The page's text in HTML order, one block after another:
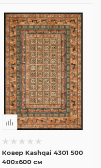
Ковер Kashqai 4301 500
400x600 см